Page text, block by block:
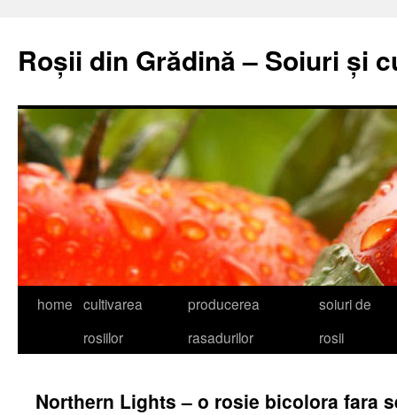
content
Roșii din Grădină – Soiuri și
home cultivarea
rosiilor
producerea
rasadurilor
soiuri de
rosii
Northern Lights – o rosie bicolora fara